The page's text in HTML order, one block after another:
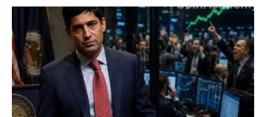
Emploi américain : 23 000 postes détruits en juillet, les